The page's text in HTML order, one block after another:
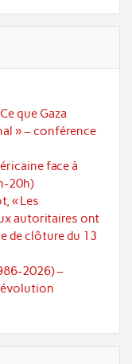
que Gaza
» – conférence
face à
20h)
« Les
autoritaires ont
de clôture du 13
2026) –